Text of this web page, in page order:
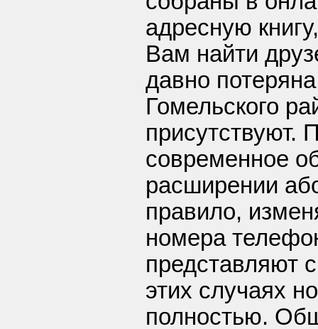
адресную
Вам найти
давно
Гомельского
присутствуют.
современное
расширении
правило,
номера
представляют
этих случаях
полностью.